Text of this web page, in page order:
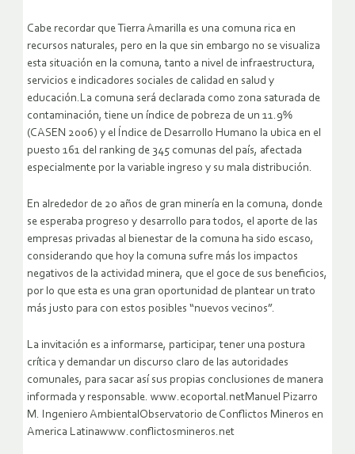
Cabe recordar que Tierra Amarilla es una comuna rica en
recursos naturales, pero en la que sin embargo no se visualiza
esta situación en la comuna, tanto a nivel de infraestructura,
servicios e indicadores sociales de calidad en salud y
educación.La comuna será declarada como zona saturada de
contaminación, tiene un índice de pobreza de un 11.9%
(CASEN 2006) y el Índice de Desarrollo Humano la ubica en el
puesto 161 del ranking de 345 comunas del país, afectada
especialmente por la variable ingreso y su mala distribución.
En alrededor de 20 años de gran minería en la comuna, donde
se esperaba progreso y desarrollo para todos, el aporte de las
empresas privadas al bienestar de la comuna ha sido escaso,
considerando que hoy la comuna sufre más los impactos
negativos de la actividad minera, que el goce de sus beneficios,
por lo que esta es una gran oportunidad de plantear un trato
más justo para con estos posibles “nuevos vecinos”.
La invitación es a informarse, participar, tener una postura
crítica y demandar un discurso claro de las autoridades
comunales, para sacar así sus propias conclusiones de manera
informada y responsable. www.ecoportal.netManuel Pizarro
M. Ingeniero AmbientalObservatorio de Conflictos Mineros en
America Latinawww.conflictosmineros.net